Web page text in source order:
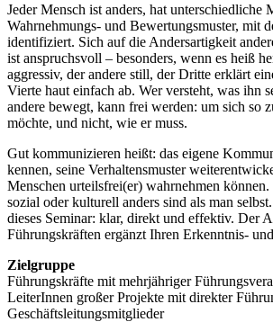
Jeder Mensch ist anders, hat unterschiedliche
Wahrnehmungs- und Bewertungsmuster, mit
identifiziert. Sich auf die Andersartigkeit
ist anspruchsvoll – besonders, wenn es heiß
aggressiv, der andere still, der Dritte erklärt
Vierte haut einfach ab. Wer versteht, was ihn
andere bewegt, kann frei werden: um sich so
möchte, und nicht, wie er muss.
Gut kommunizieren heißt: das eigene
kennen, seine Verhaltensmuster
Menschen urteilsfrei(er) wahrnehmen
sozial oder kulturell anders sind als man
dieses Seminar: klar, direkt und effektiv. Der
Führungskräften ergänzt Ihren Erkenntnis-
Zielgruppe
Führungskräfte mit mehrjähriger
LeiterInnen großer Projekte mit direkter
Geschäftsleitungsmitglieder